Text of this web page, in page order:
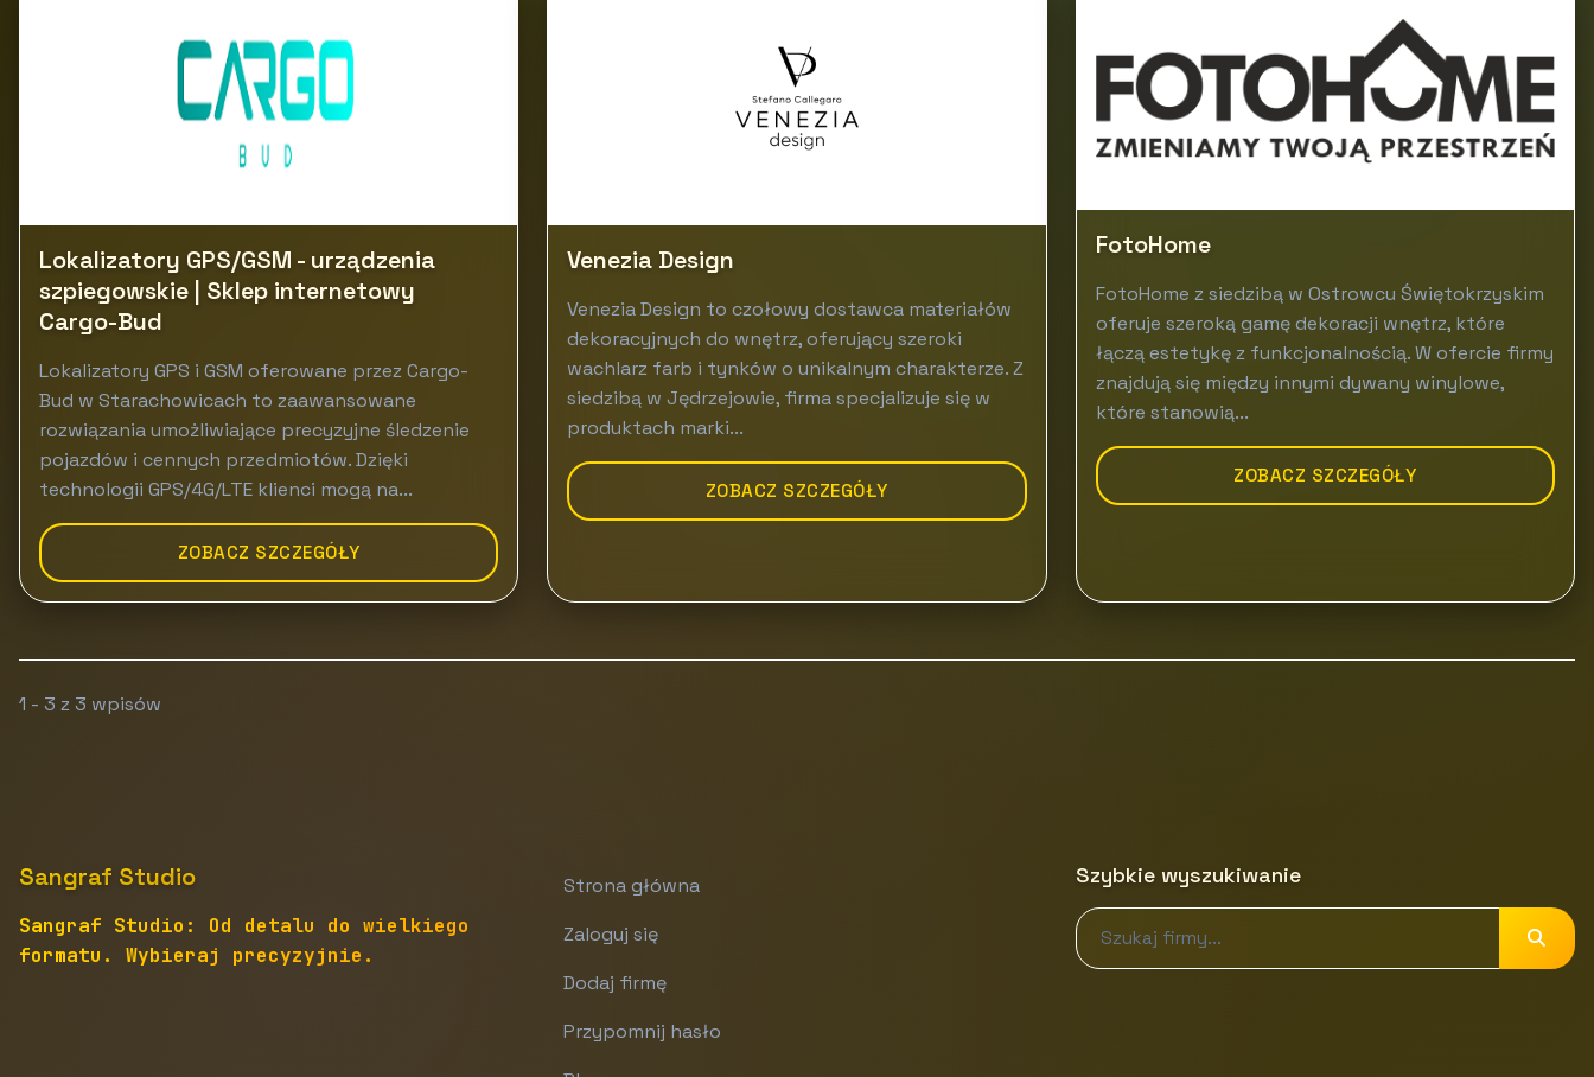
Lokalizatory GPS/GSM - urządzenia
szpiegowskie | Sklep internetowy
Cargo-Bud
Lokalizatory GPS i GSM oferowane przez Cargo-
Bud w Starachowicach to zaawansowane
rozwiązania umożliwiające precyzyjne śledzenie
pojazdów i cennych przedmiotów. Dzięki
technologii GPS/4G/LTE klienci mogą na...
ZOBACZ SZCZEGÓŁY
Venezia Design
Venezia Design to czołowy dostawca materiałów
dekoracyjnych do wnętrz, oferujący szeroki
wachlarz farb i tynków o unikalnym charakterze. Z
siedzibą w Jędrzejowie, firma specjalizuje się w
produktach marki...
ZOBACZ SZCZEGÓŁY
FotoHome
FotoHome z siedzibą w Ostrowcu Świętokrzyskim
oferuje szeroką gamę dekoracji wnętrz, które
łączą estetykę z funkcjonalnością. W ofercie firmy
znajdują się między innymi dywany winylowe,
które stanowią...
ZOBACZ SZCZEGÓŁY
1 - 3 z 3 wpisów
Sangraf Studio
Sangraf Studio: Od detalu do wielkiego
formatu. Wybieraj precyzyjnie.
Strona główna
Zaloguj się
Dodaj firmę
Przypomnij hasło
Szybkie wyszukiwanie